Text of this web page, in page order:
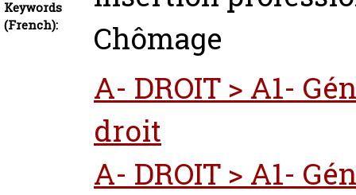
Keywords
(French):
Chômage
A- DROIT > A1-
droit
A- DROIT > A1-